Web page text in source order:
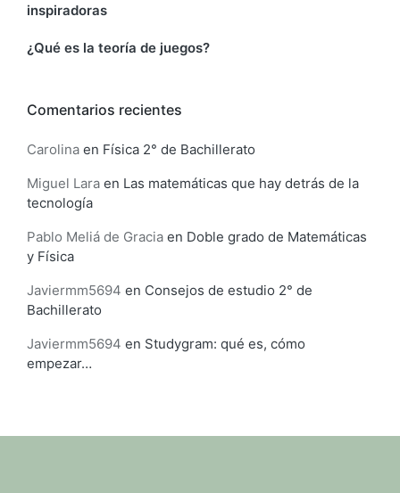
inspiradoras
¿Qué es la teoría de juegos?
Comentarios recientes
Carolina en Física 2° de Bachillerato
Miguel Lara en Las matemáticas que hay detrás de la
tecnología
Pablo Meliá de Gracia en Doble grado de Matemáticas
y Física
Javiermm5694 en Consejos de estudio 2° de
Bachillerato
Javiermm5694 en Studygram: qué es, cómo
empezar…